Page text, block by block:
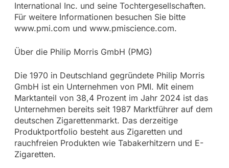
International Inc. und seine Tochtergesellschaften.
Für weitere Informationen besuchen Sie bitte
www.pmi.com und www.pmiscience.com.
Über die Philip Morris GmbH (PMG)
Die 1970 in Deutschland gegründete Philip Morris
GmbH ist ein Unternehmen von PMI. Mit einem
Marktanteil von 38,4 Prozent im Jahr 2024 ist das
Unternehmen bereits seit 1987 Marktführer auf dem
deutschen Zigarettenmarkt. Das derzeitige
Produktportfolio besteht aus Zigaretten und
rauchfreien Produkten wie Tabakerhitzern und E-
Zigaretten.